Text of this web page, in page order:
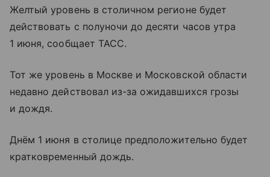
Желтый уровень в столичном регионе будет
действовать с полуночи до десяти часов утра
1 июня, сообщает ТАСС.
Тот же уровень в Москве и Московской области
недавно действовал из-за ожидавшихся грозы
и дождя.
Днём 1 июня в столице предположительно будет
кратковременный дождь.